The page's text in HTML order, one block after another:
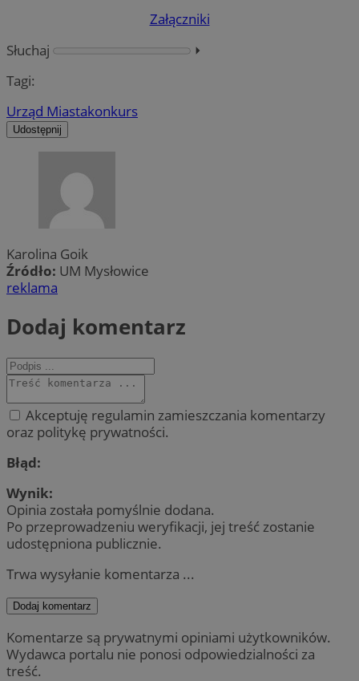
Załączniki
Słuchaj
⏵︎
Tagi:
Urząd Miastakonkurs
Udostępnij
Karolina Goik
Źródło: UM Mysłowice
reklama
Dodaj komentarz
Akceptuję regulamin zamieszczania komentarzy
oraz politykę prywatności.
Błąd:
Wynik:
Opinia została pomyślnie dodana.
Po przeprowadzeniu weryfikacji, jej treść zostanie
udostępniona publicznie.
Trwa wysyłanie komentarza ...
Dodaj komentarz
Komentarze są prywatnymi opiniami użytkowników.
Wydawca portalu nie ponosi odpowiedzialności za
treść.